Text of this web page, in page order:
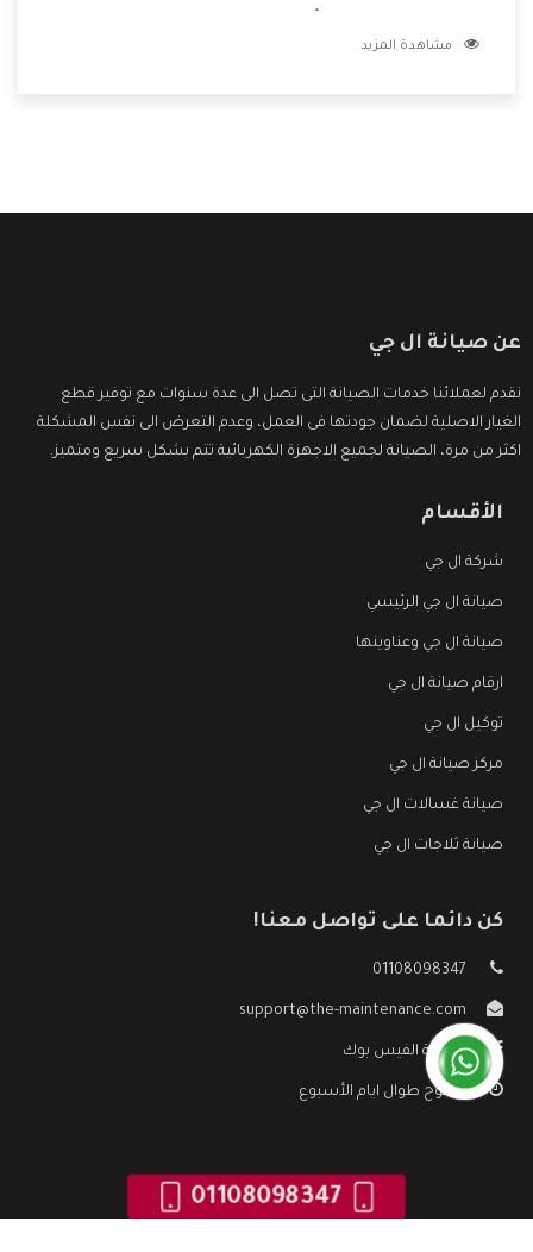
وتقدم للعملاء أقوى العروض والخصومات التى تسهل على
مشاهدة المزيد
عن صيانة ال جي
نقدم لعملائنا خدمات الصيانة التى تصل الى عدة سنوات مع توفير قطع
الغيار الاصلية لضمان جودتها فى العمل، وعدم التعرض الى نفس المشكلة
اكثر من مرة، الصيانة لجميع الاجهزة الكهربائية تتم بشكل سريع ومتميز.
الأقسام
شركة ال جي
صيانة ال جي الرئيسي
صيانة ال جي وعناوينها
ارقام صيانة ال جي
توكيل ال جي
مركز صيانة ال جي
صيانة غسالات ال جي
صيانة ثلاجات ال جي
كن دائما على تواصل معنا!
01108098347
support@the-maintenance.com
صفحة الفيس بوك
مفتوح طوال ايام الأسبوع
01108098347